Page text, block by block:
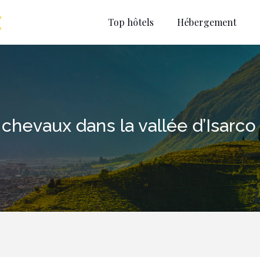
Top hôtels Hébergement
dans la vallée d’Isarco